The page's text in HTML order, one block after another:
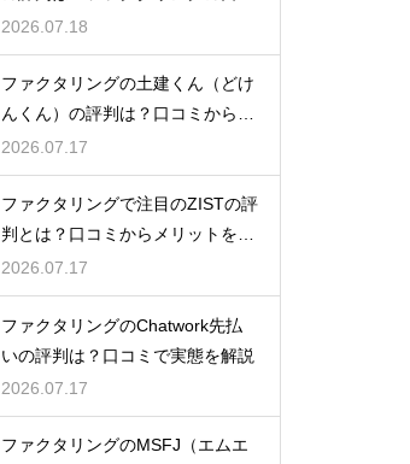
ミ検証
2026.07.18
ファクタリングの土建くん（どけ
んくん）の評判は？口コミから実
態を徹底解説
2026.07.17
ファクタリングで注目のZISTの評
判とは？口コミからメリットを徹
底解説
2026.07.17
ファクタリングのChatwork先払
いの評判は？口コミで実態を解説
2026.07.17
ファクタリングのMSFJ（エムエ